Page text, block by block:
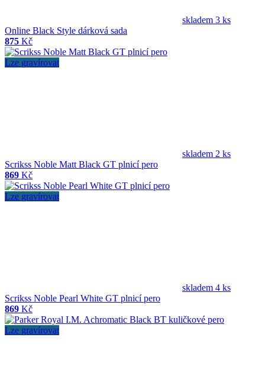
skladem 3 ks
Online Black Style dárková sada
875 Kč
Lze gravírovat
skladem 2 ks
Scrikss Noble Matt Black GT plnicí pero
869 Kč
Lze gravírovat
skladem 4 ks
Scrikss Noble Pearl White GT plnicí pero
869 Kč
Lze gravírovat